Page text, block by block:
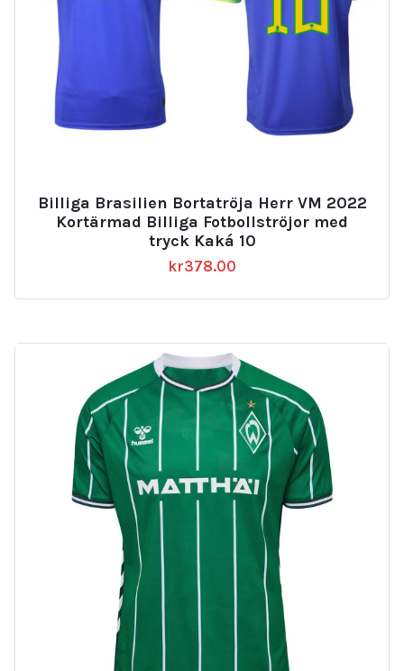
Billiga Brasilien Bortatröja Herr VM 2022
Kortärmad Billiga Fotbollströjor med
tryck Kaká 10
kr378.00